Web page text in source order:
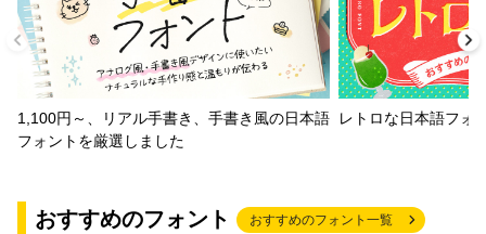
1,100円～、リアル手書き、手書き風の日本語
フォントを厳選しました
レトロな日本語フォ
おすすめのフォント おすすめのフォント一覧